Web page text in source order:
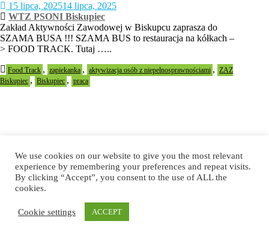
15 lipca, 202514 lipca, 2025
WTZ PSONI Biskupiec
Zakład Aktywności Zawodowej w Biskupcu zaprasza do
SZAMA BUSA !!! SZAMA BUS to restauracja na kółkach –
> FOOD TRACK. Tutaj …..
Food Track , zapiekanka , aktywizacja osób z niepełnosprawnościami , ZAZ
Biskupiec , Biskupiec , praca
Filmy dokumentalne oczami
reżyserki i zza kamery – operatora
WTZ PSONI Mokrzeszów
Dokument jako gatunek filmowy obrazuje nam świat takim
We use cookies on our website to give you the most relevant
experience by remembering your preferences and repeat visits.
By clicking “Accept”, you consent to the use of ALL the
cookies.
Cookie settings ACCEPT